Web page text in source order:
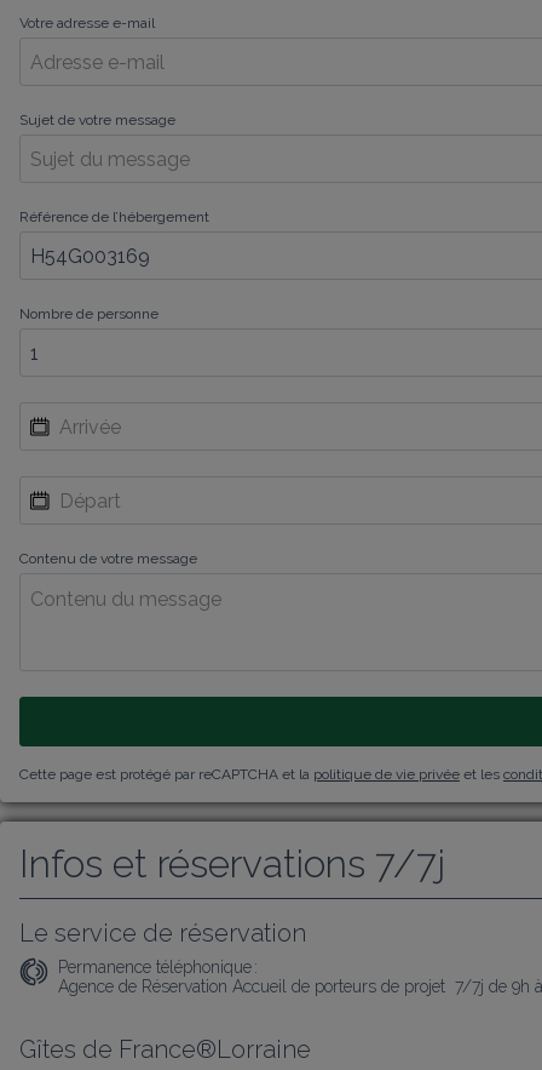
Votre adresse e-mail
Sujet de votre message
Référence de l’hébergement
Nombre de personne
Contenu de votre message
Cette page est protégé par reCAPTCHA et la politique de vie privée et les
Infos et réservations 7/7j
Le service de réservation
Permanence téléphonique :
Agence de Réservation Accueil de porteurs de projet  7/7j de 9h
Gîtes de France®Lorraine